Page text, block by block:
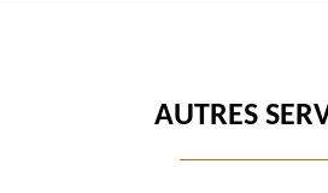
AUTRES